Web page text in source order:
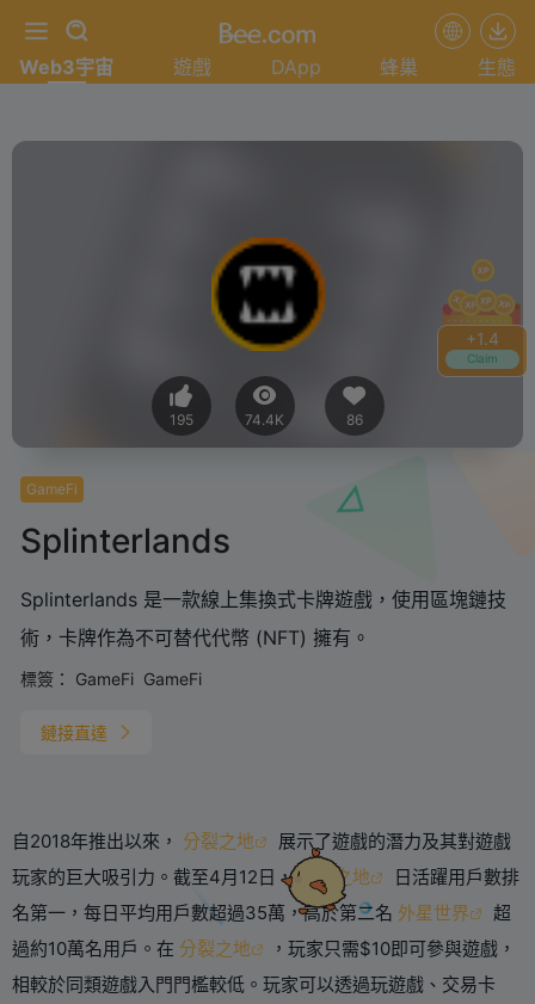
+1.4
Claim
Web3宇宙 遊戲 DApp 蜂巢 生態
195 74.4K 86
GameFi
Splinterlands
Splinterlands 是一款線上集換式卡牌遊戲，使用區塊鏈技
術，卡牌作為不可替代代幣 (NFT) 擁有。
標簽： GameFi GameFi
鏈接直達
自2018年推出以來， 分裂之地
展示了遊戲的潛力及其對遊戲
玩家的巨大吸引力。截至4月12日，分裂之地
日活躍用戶數排
名第一，每日平均用戶數超過35萬，高於第二名 外星世界
超
過約10萬名用戶。在 分裂之地
，玩家只需$10即可參與遊戲，
相較於同類遊戲入門門檻較低。玩家可以透過玩遊戲、交易卡